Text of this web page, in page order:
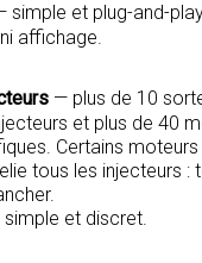
simple et plug-and-
affichage.
— plus de 10
et plus de 40
Certains moteurs
tous les injecteurs :
et discret.